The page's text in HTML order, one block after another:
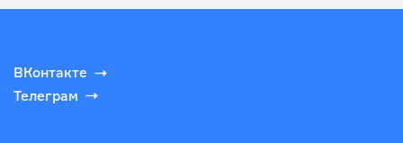
ВКонтакте
Телеграм